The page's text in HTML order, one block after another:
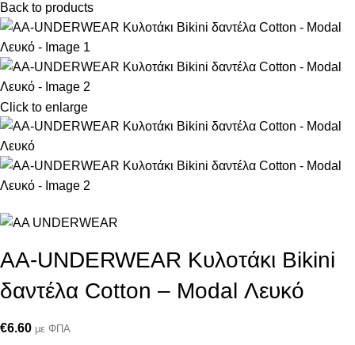
Back to products
Click to enlarge
AA-UNDERWEAR Κυλοτάκι Bikini
δαντέλα Cotton – Modal Λευκό
€6.60 με ΦΠΑ